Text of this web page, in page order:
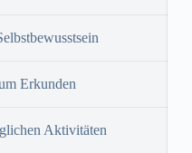
Erkunden
Aktivitäten